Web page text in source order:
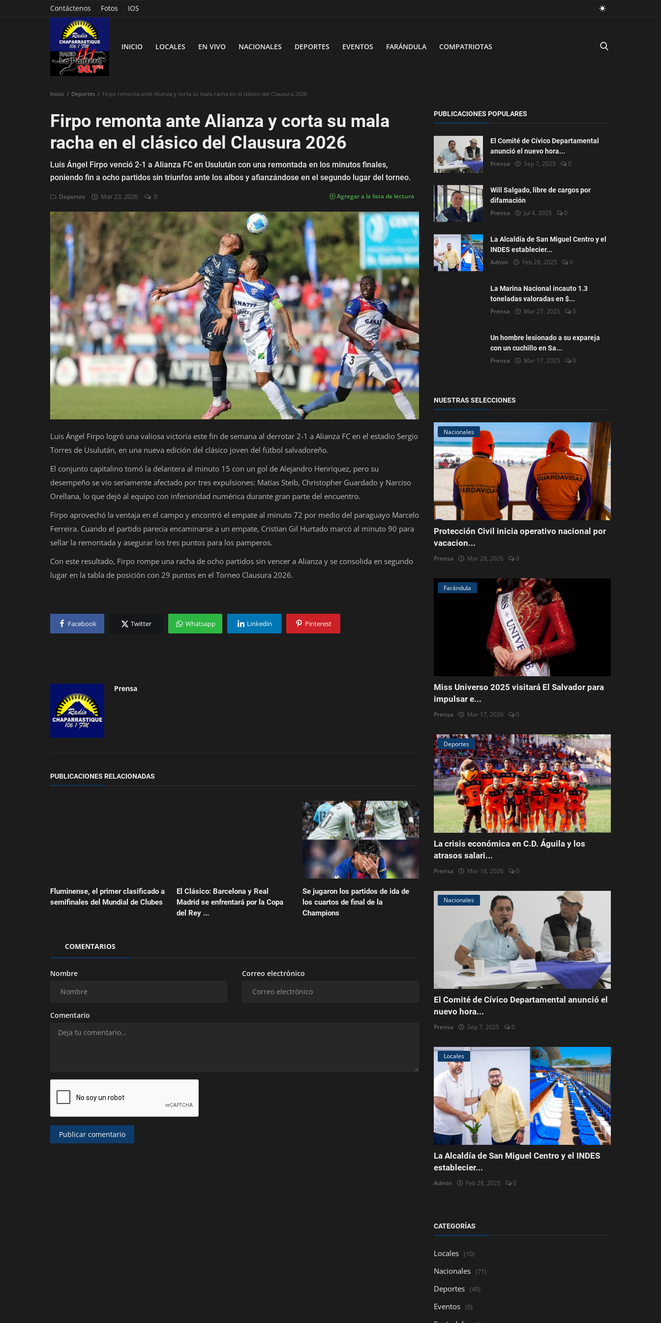
Contáctenos Fotos IOS
INICIO LOCALES EN VIVO NACIONALES DEPORTES EVENTOS FARÁNDULA COMPATRIOTAS
Contáctenos
Compatriotas
Inicio Deportes Firpo remonta ante Alianza y corta su mala racha en el clásico del Clausura 2026
Firpo remonta ante Alianza y corta su mala
racha en el clásico del Clausura 2026
Luis Ángel Firpo venció 2-1 a Alianza FC en Usulután con una remontada en los minutos finales,
poniendo fin a ocho partidos sin triunfos ante los albos y afianzándose en el segundo lugar del torneo.
Deportes Mar 23, 2026 0 Agregar a la lista de lectura
Luis Ángel Firpo logró una valiosa victoria este fin de semana al derrotar 2-1 a Alianza FC en el estadio Sergio
Torres de Usulután, en una nueva edición del clásico joven del fútbol salvadoreño.
El conjunto capitalino tomó la delantera al minuto 15 con un gol de Alejandro Henríquez, pero su
desempeño se vio seriamente afectado por tres expulsiones: Matías Steib, Christopher Guardado y Narciso
Orellana, lo que dejó al equipo con inferioridad numérica durante gran parte del encuentro.
Firpo aprovechó la ventaja en el campo y encontró el empate al minuto 72 por medio del paraguayo Marcelo
Ferreira. Cuando el partido parecía encaminarse a un empate, Cristian Gil Hurtado marcó al minuto 90 para
sellar la remontada y asegurar los tres puntos para los pamperos.
Con este resultado, Firpo rompe una racha de ocho partidos sin vencer a Alianza y se consolida en segundo
lugar en la tabla de posición con 29 puntos en el Torneo Clausura 2026.
Facebook Twitter Whatsapp Linkedin Pinterest
Prensa
PUBLICACIONES RELACIONADAS
Fluminense, el primer clasificado a
semifinales del Mundial de Clubes
El Clásico: Barcelona y Real
Madrid se enfrentará por la Copa
del Rey ...
Se jugaron los partidos de ida de
los cuartos de final de la
Champions
COMENTARIOS
Nombre Correo electrónico
Comentario
Publicar comentario
PUBLICACIONES POPULARES
El Comité de Cívico Departamental
anunció el nuevo hora...
Prensa Sep 7, 2025 0
Will Salgado, libre de cargos por
difamación
Prensa Jul 4, 2025 0
La Alcaldía de San Miguel Centro y el
INDES establecier...
Admin Feb 28, 2025 0
La Marina Nacional incauto 1.3
toneladas valoradas en $...
Prensa Mar 27, 2025 0
Un hombre lesionado a su expareja
con un cuchillo en Sa...
Prensa Mar 17, 2025 0
NUESTRAS SELECCIONES
Nacionales
Protección Civil inicia operativo nacional por
vacacion...
Prensa Mar 28, 2026 0
Farándula
Miss Universo 2025 visitará El Salvador para
impulsar e...
Prensa Mar 17, 2026 0
Deportes
La crisis económica en C.D. Águila y los
atrasos salari...
Prensa Mar 16, 2026 0
Nacionales
El Comité de Cívico Departamental anunció el
nuevo hora...
Prensa Sep 7, 2025 0
Locales
La Alcaldía de San Miguel Centro y el INDES
establecier...
Admin Feb 28, 2025 0
CATEGORÍAS
Locales (10)
Nacionales (71)
Deportes (45)
Eventos (0)